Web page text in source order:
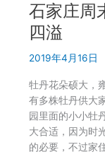
边
游
石
家
站
怎
么
注
册？
石家庄周
四溢
2019年4月16日
牡丹花朵硕大，
有多株牡丹供大
园里面的小小牡
大合适，因为时
的必要，不过家